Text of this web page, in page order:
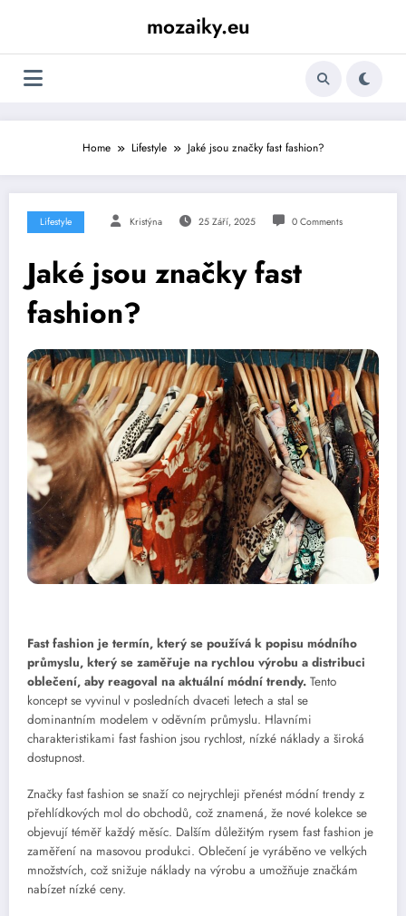
mozaiky.eu
Home Lifestyle Jaké jsou značky fast fashion?
Lifestyle Kristýna 25 Září, 2025 0 Comments
Jaké jsou značky fast
fashion?
Fast fashion je termín, který se používá k popisu módního
průmyslu, který se zaměřuje na rychlou výrobu a distribuci
oblečení, aby reagoval na aktuální módní trendy. Tento
koncept se vyvinul v posledních dvaceti letech a stal se
dominantním modelem v oděvním průmyslu. Hlavními
charakteristikami fast fashion jsou rychlost, nízké náklady a široká
dostupnost.
Značky fast fashion se snaží co nejrychleji přenést módní trendy z
přehlídkových mol do obchodů, což znamená, že nové kolekce se
objevují téměř každý měsíc. Dalším důležitým rysem fast fashion je
zaměření na masovou produkci. Oblečení je vyráběno ve velkých
množstvích, což snižuje náklady na výrobu a umožňuje značkám
nabízet nízké ceny.